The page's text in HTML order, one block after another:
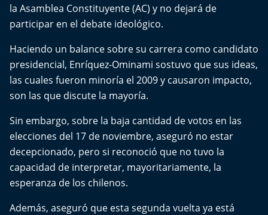
Chile, Historia de 30 años
Carrera a La Moneda
Aquí Estamos
Trasnoche
Reto Inmobiliario
la Asamblea Constituyente (AC) y no dejará de
participar en el debate ideológico.
Haciendo un balance sobre su carrera como candidato
presidencial, Enríquez-Ominami sostuvo que sus ideas,
las cuales fueron minoría el 2009 y causaron impacto,
son las que discute la mayoría.
Sin embargo, sobre la baja cantidad de votos en las
elecciones del 17 de noviembre, aseguró no estar
decepcionado, pero si reconoció que no tuvo la
capacidad de interpretar, mayoritariamente, la
esperanza de los chilenos.
Además, aseguró que esta segunda vuelta ya está